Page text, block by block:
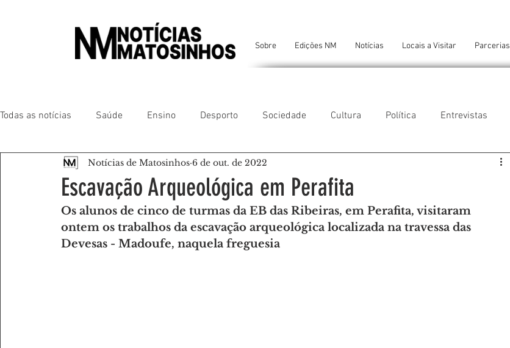
Sobre Edições NM Notícias Locais a Visitar Parcerias
Todas as notícias Saúde Ensino Desporto Sociedade Cultura Política Entrevistas
Matosinhos Leça da Palmeira Custóias Leça do Balio
São Mamede de Infesta Perafita Lavra Santa Cruz do Bispo Ambiente Tecnologia
Escavação Arqueológica em Perafita
Notícias de Matosinhos 6 de out. de 2022
Os alunos de cinco de turmas da EB das Ribeiras, em Perafita, visitaram
ontem os trabalhos da escavação arqueológica localizada na travessa das
Devesas - Madoufe, naquela freguesia